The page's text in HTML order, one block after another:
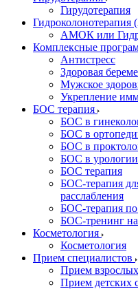
Гирудотерапия
АМОК или
Комплексные
Антистресс
Здоровая
Мужское
Укрепление
БОС терапия
БОС в
БОС в
БОС в
БОС в урологии
БОС терапия
БОС-терапия
расслабления
БОС-терапия
БОС-тренинг
Косметология
Косметология
Прием специалистов
Прием
Прием детских